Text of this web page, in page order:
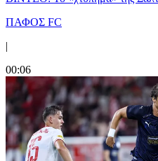
ΠΑΦΟΣ FC
|
00:06